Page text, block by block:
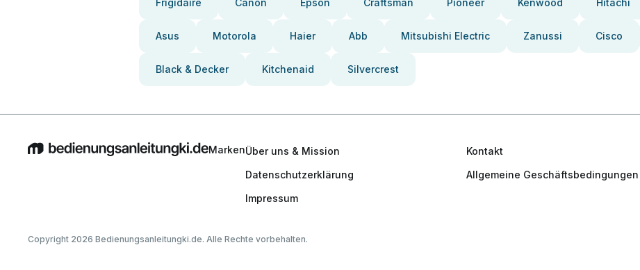
Frigidaire Canon Epson Craftsman Pioneer Kenwood Hitachi
Asus Motorola Haier Abb Mitsubishi Electric Zanussi Cisco
Black & Decker Kitchenaid Silvercrest
MarkenÜber uns & Mission
Kontakt
Datenschutzerklärung
Allgemeine Geschäftsbedingungen
Impressum
Copyright 2026 Bedienungsanleitungki.de. Alle Rechte vorbehalten.